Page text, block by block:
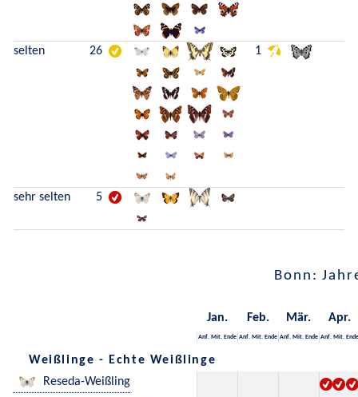
selten 26 1
sehr selten 5
Bonn:
Jan. Feb. Mär. Apr.
Anf. Mit. Ende Anf. Mit. Ende Anf. Mit. Ende Anf. Mit. Ende
Weißlinge - Echte Weißlinge
Reseda-Weißling